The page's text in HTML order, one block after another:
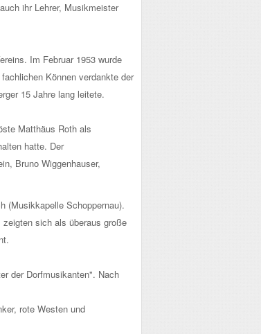
ihr Lehrer, Musikmeister
Im Februar 1953 wurde
Können verdankte der
15 Jahre lang leitete.
Matthäus Roth als
hatte. Der
Bruno Wiggenhauser,
(Musikkapelle Schoppernau).
sich als überaus große
der Dorfmusikanten". Nach
rote Westen und